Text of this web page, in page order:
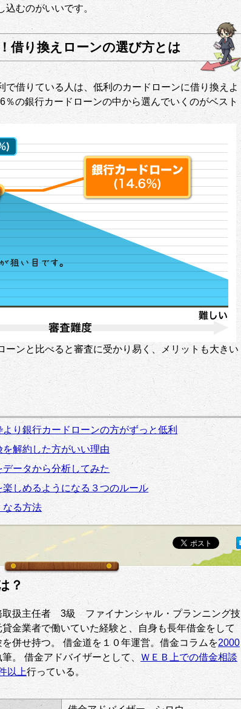
むのがいいです。
借り換えローンの選び方とは
で借りている人は、低利のカードローンに借り換えよ
％の銀行カードローンの中から選んでいくのがベスト
ーンと比べると審査に受かり易く、メリットも大きい
り銀行カードローンの方がずっと低利
解約した方がいい理由
ータから分析してみた
しめるようになる３つのルール
なる方法
？
取扱主任者 3級 ファイナンシャル・プランニング技
金業者で働いていた経験と、自身も長年借金をして
を併せ持つ。 借金道を１０年運営。借金コラムを2000
筆。 借金アドバイザーとして、 ＷＥＢ上での借金相談
以上行っている。